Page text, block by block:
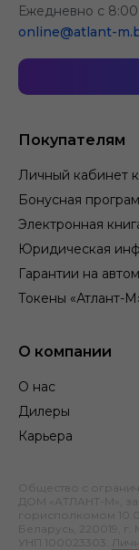
Покупателям
Личный кабинет
Бонусная
Электронная
Юридическая
Гарантии на
Токены «Атлант-
О компании
О нас
Дилеры
Карьера
Ежедневно с
online@atlant-
Общество с
ДОМ «АТЛАНТ-М»,
горисполкомом
Беларусь, 220019, г.
УНП 100023303.